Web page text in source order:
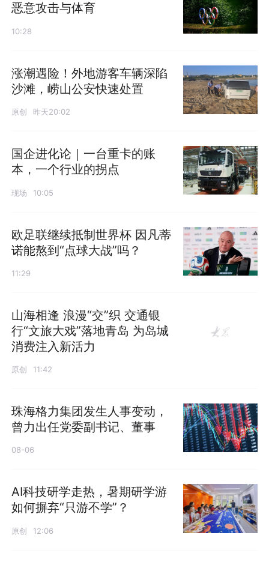
恶意攻击与体育
10:28
涨潮遇险！外地游客车辆深陷
沙滩，崂山公安快速处置
原创 昨天20:02
国企进化论｜一台重卡的账
本，一个行业的拐点
现场 10:05
欧足联继续抵制世界杯 因凡蒂
诺能熬到“点球大战”吗？
11:29
山海相逢 浪漫“交”织 交通银
行“文旅大戏”落地青岛 为岛城
消费注入新活力
原创 11:42
珠海格力集团发生人事变动，
曾力出任党委副书记、董事
08-06
AI科技研学走热，暑期研学游
如何摒弃“只游不学”？
原创 12:06